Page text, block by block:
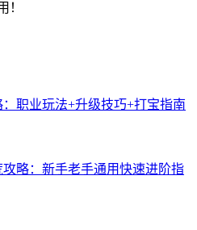
！
：职业玩法+升级技巧+打宝指南
攻略：新手老手通用快速进阶指